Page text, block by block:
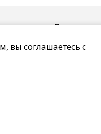
данных
вы соглашаетесь с